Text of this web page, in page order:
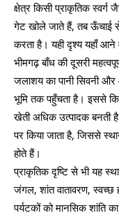
क्षेत्र किसी प्राकृतिक स्वर्ग
गेट खोले जाते हैं, तब ऊँचाई से
करता है। यही दृश्य यहाँ आने
भीमगढ़ बाँध की दूसरी
जलाशय का पानी सिवनी
भूमि तक पहुँचता है। इससे
खेती अधिक उत्पादक बनती
पर किया जाता है, जिससे
होते हैं।
प्राकृतिक दृष्टि से भी यह
जंगल, शांत वातावरण, स्वच्छ
पर्यटकों को मानसिक शांति